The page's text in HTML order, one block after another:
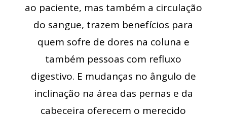
ao paciente, mas também a circulação
do sangue, trazem benefícios para
quem sofre de dores na coluna e
também pessoas com refluxo
digestivo. E mudanças no ângulo de
inclinação na área das pernas e da
cabeceira oferecem o merecido